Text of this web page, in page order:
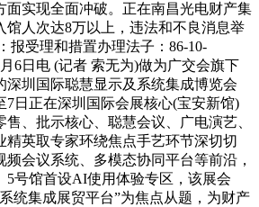
面实现全面冲破。正在南昌光电财产集
馆人次达8万以上，违法和不良消息举
报受理和措置办理法子：86-10-
6日电 (记者 索无为)做为广交会旗下
深圳国际聪慧显示及系统集成博览会
7日正在深圳国际会展核心(宝安新馆)
、批示核心、聪慧会议、广电演艺、
精英取专家环绕焦点手艺环节深切切
会议系统、多模态协同平台等前沿，
5号馆首设AI使用体验专区，该展会
统集成展贸平台”为焦点从题，为财产